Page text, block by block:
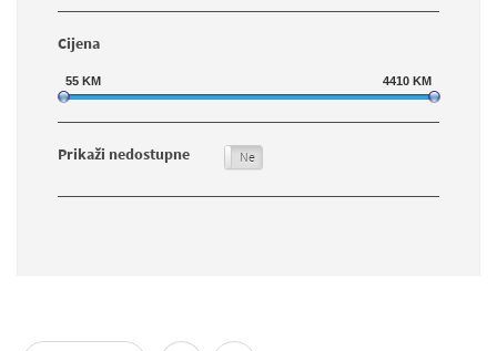
Cijena
55 KM 4410 KM
Prikaži nedostupne Ne